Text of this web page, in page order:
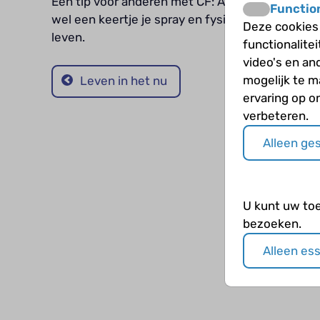
wel een keertje je spray en fysio over slaan. En
leven.
Leven in het nu
Deze
video's en
mogelijk te
ervaring op
verbeteren.
Alleen
U kunt uw
bezoeken.
Alleen